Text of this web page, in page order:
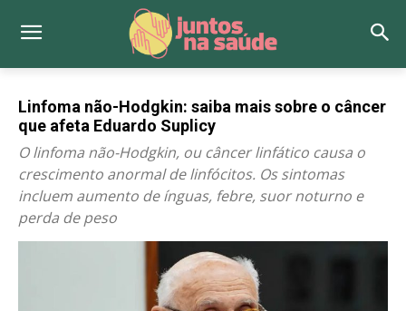
Linfoma não-Hodgkin: saiba mais sobre o câncer
que afeta Eduardo Suplicy
O linfoma não-Hodgkin, ou câncer linfático causa o
crescimento anormal de linfócitos. Os sintomas
incluem aumento de ínguas, febre, suor noturno e
perda de peso